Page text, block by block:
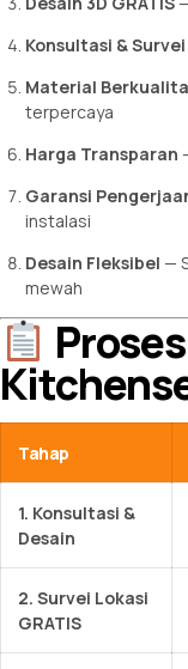
Konsultasi & Survei
Material
terpercaya
Harga Transparan
Garansi
instalasi
Desain Fleksibel —
mewah
Tahap
1. Konsultasi &
Desain
2. Survei Lokasi
GRATIS